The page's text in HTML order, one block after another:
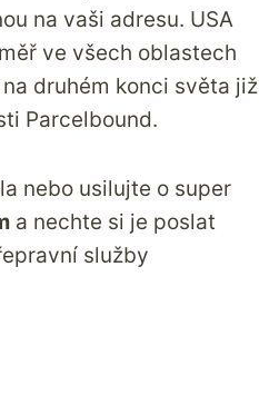
na vaši adresu. USA
ve všech oblastech
druhém konci světa již
Parcelbound.
nebo usilujte o super
a nechte si je poslat
služby